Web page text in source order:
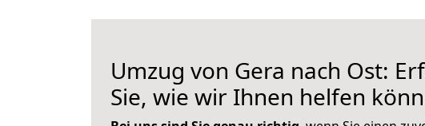
Umzug von Gera nach Ost:
Sie, wie wir Ihnen helfen